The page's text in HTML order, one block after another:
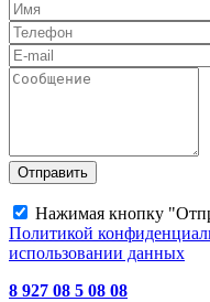
Отправить
Нажимая кнопку
Политикой
использовании данных
8 927 08 5 08 08